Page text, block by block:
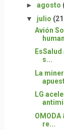
► agosto
▼ julio
Avión
s...
La
LG
re...